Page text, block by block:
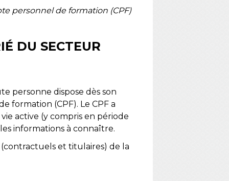
personnel de formation (CPF)
DU SECTEUR
personne dispose dès son
formation (CPF). Le CPF a
active (y compris en période
informations à connaître.
(contractuels et titulaires) de la